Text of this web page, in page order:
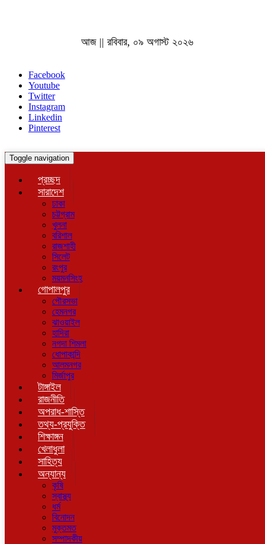
আজ || রবিবার, ০৯ অগাস্ট ২০২৬
Facebook
Youtube
Twitter
Instagram
Linkedin
Pinterest
Toggle navigation
প্রচ্ছদ
সারাদেশ
ঢাকা
চট্টগ্রাম
খুলনা
বরিশাল
রাজশাহী
সিলেট
রংপুর
ময়মনসিংহ
গোপালপুর
পৌরসভা
হেমনগর
ঝাওয়াইল
হাদিরা
নগদা শিমলা
ধোপাকান্দি
আলমনগর
মির্জাপুর
টাঙ্গাইল
রাজনীতি
অপরাধ-শাস্তি
তথ্য-প্রযুক্তি
শিক্ষাঙ্গন
খেলাধুলা
সাহিত্য
অন্যান্য
কৃষি
স্বাস্থ্য
ধর্ম
বিনোদন
মুক্তমত
সম্পাদকীয়